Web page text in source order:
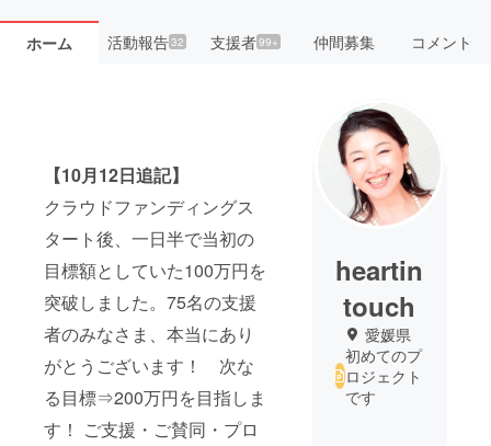
ホーム 活動報告32 支援者99+ 仲間募集 コメント
【10月12日追記】
クラウドファンディングス
タート後、一日半で当初の
目標額としていた100万円を
突破しました。75名の支援
者のみなさま、本当にあり
がとうございます！ 次な
る目標⇒200万円を目指しま
す！ ご支援・ご賛同・プロ
heartin
touch
愛媛県
初めてのプ
ロジェクト
です